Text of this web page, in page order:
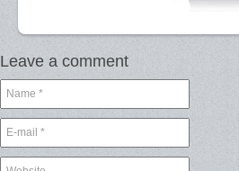
Leave a comment